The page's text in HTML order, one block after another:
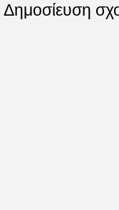
Δημοσίευση